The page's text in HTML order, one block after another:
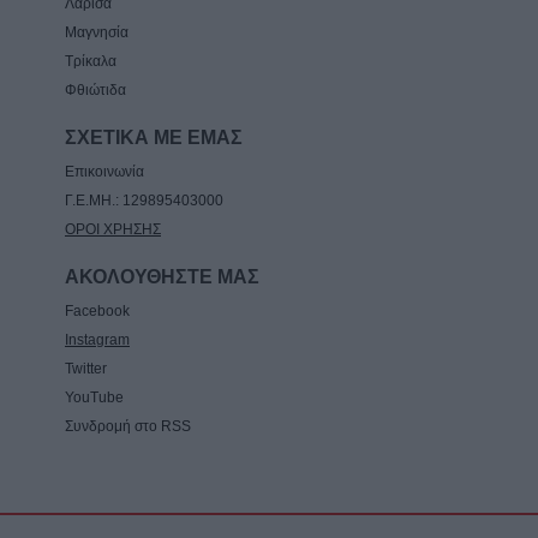
Το εβδομαδιαίο πρόγραμμα (10-16/8) της
Κινητής Αστυνομικής Μονάδας στην Π.Ε.
Καρδίτσας
Μαγνησία
Τρίκαλα
Φθιώτιδα
ΣΧΕΤΙΚΑ ΜΕ ΕΜΑΣ
Επικοινωνία
Γ.Ε.ΜΗ.: 129895403000
ΟΡΟΙ ΧΡΗΣΗΣ
ΑΚΟΛΟΥΘΗΣΤΕ ΜΑΣ
Facebook
Instagram
Twitter
YouTube
Συνδρομή στο RSS